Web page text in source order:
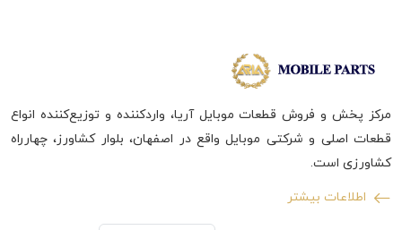
مرکز پخش و فروش قطعات موبایل آریا، واردکننده و توزیع‌کننده انواع
قطعات اصلی و شرکتی موبایل واقع در اصفهان، بلوار کشاورز، چهارراه
کشاورزی است.
اطلاعات بیشتر